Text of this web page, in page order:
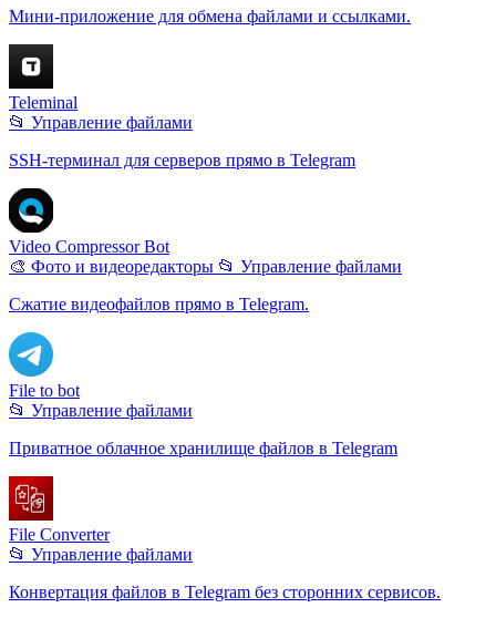
Мини-приложение для обмена файлами и ссылками.
Teleminal
📂 Управление файлами
SSH-терминал для серверов прямо в Telegram
Video Compressor Bot
🎨 Фото и видеоредакторы 📂 Управление файлами
Сжатие видеофайлов прямо в Telegram.
File to bot
📂 Управление файлами
Приватное облачное хранилище файлов в Telegram
File Converter
📂 Управление файлами
Конвертация файлов в Telegram без сторонних сервисов.